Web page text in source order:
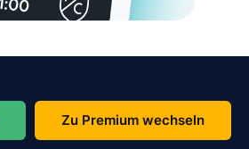
Zu Premium wechseln